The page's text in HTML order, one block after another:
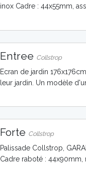
inox Cadre : 44x55mm,
Entree Collstrop
Ecran de jardin
leur jardin. Un modèle
Forte Collstrop
Palissade Collstrop,
Cadre raboté : 44x90mm,